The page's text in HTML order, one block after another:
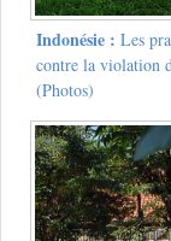
Indonésie : Les
contre la violation
(Photos)